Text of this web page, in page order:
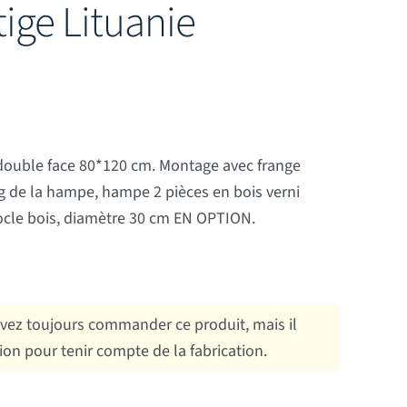
Lituanie
face 80*120 cm. Montage avec frange
la hampe, hampe 2 pièces en bois verni
bois, diamètre 30 cm EN OPTION.
toujours commander ce produit, mais il
pour tenir compte de la fabrication.